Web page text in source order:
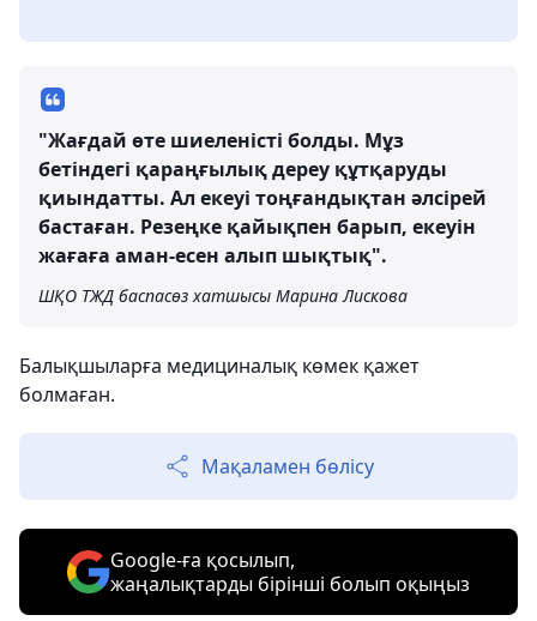
"Жағдай өте шиеленісті болды. Мұз
бетіндегі қараңғылық дереу құтқаруды
қиындатты. Ал екеуі тоңғандықтан әлсірей
бастаған. Резеңке қайықпен барып, екеуін
жағаға аман-есен алып шықтық".
ШҚО ТЖД баспасөз хатшысы Марина Лискова
Балықшыларға медициналық көмек қажет
болмаған.
Мақаламен бөлісу
Google-ға қосылып,
жаңалықтарды бірінші болып оқыңыз